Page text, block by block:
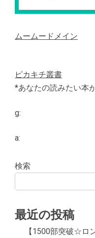
ムームードメイン
ピカキチ叢書
*あなたの読みたい本
g:
a:
検索
最近の投稿
【1500部突破☆ロ